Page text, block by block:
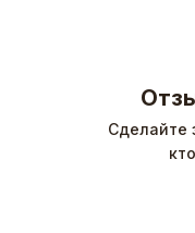
Сделайте